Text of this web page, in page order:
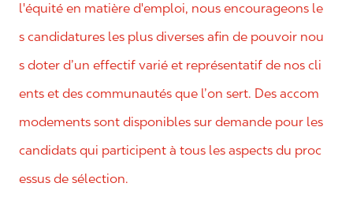
l'équité en matière d'emploi, nous encourageons le
s candidatures les plus diverses afin de pouvoir nou
s doter d’un effectif varié et représentatif de nos cli
ents et des communautés que l’on sert. Des accom
modements sont disponibles sur demande pour les
candidats qui participent à tous les aspects du proc
essus de sélection.